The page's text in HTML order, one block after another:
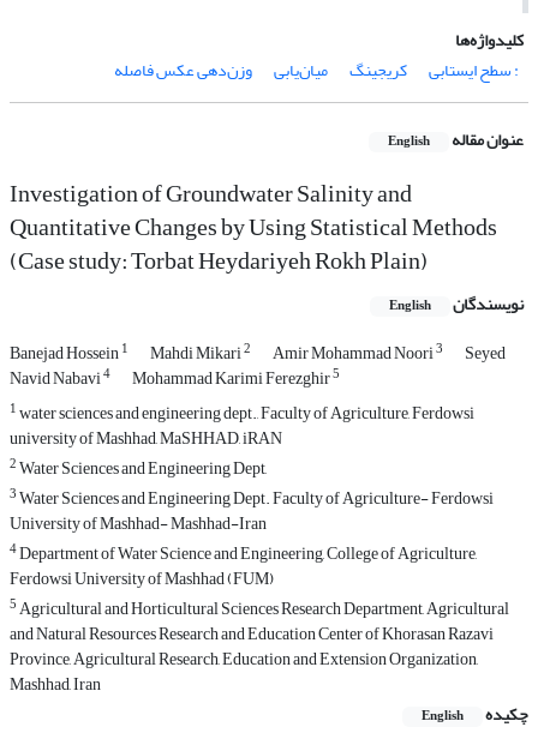
کلیدواژه‌ها
: سطح ایستابی
کریجینگ میان‌یابی وزن‌دهی عکس فاصله
عنوان مقاله English
Investigation of Groundwater Salinity and
Quantitative Changes by Using Statistical Methods
(Case study: Torbat Heydariyeh Rokh Plain)
نویسندگان English
Banejad Hossein1 Mahdi Mikari2 Amir Mohammad Noori3 Seyed
Navid Nabavi4 Mohammad Karimi Ferezghir5
1water sciences and engineering dept., Faculty of Agriculture, Ferdowsi
university of Mashhad, MaSHHAD, iRAN
2Water Sciences and Engineering Dept,
3Water Sciences and Engineering Dept. Faculty of Agriculture- Ferdowsi
University of Mashhad- Mashhad-Iran
4Department of Water Science and Engineering, College of Agriculture,
Ferdowsi University of Mashhad (FUM)
5Agricultural and Horticultural Sciences Research Department, Agricultural
and Natural Resources Research and Education Center of Khorasan Razavi
Province, Agricultural Research, Education and Extension Organization,
Mashhad, Iran
چکیده
English